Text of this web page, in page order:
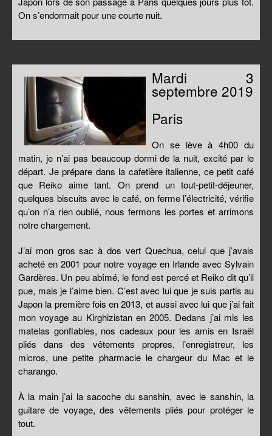
On s’endormait pour une courte nuit.
Mardi 3
septembre 2019
Paris
On se lève à 4h00 du
matin, je n’ai pas beaucoup dormi de la nuit, excité par le
départ. Je prépare dans la cafetière italienne, ce petit café
que Reiko aime tant. On prend un tout-petit-déjeuner,
quelques biscuits avec le café, on ferme l’électricité, vérifie
qu’on n’a rien oublié, nous fermons les portes et arrimons
notre chargement.
J’ai mon gros sac à dos vert Quechua, celui que j’avais
acheté en 2001 pour notre voyage en Irlande avec Sylvain
Gardères. Un peu abîmé, le fond est percé et Reiko dit qu’il
pue, mais je l’aime bien. C’est avec lui que je suis partis au
Japon la première fois en 2013, et aussi avec lui que j’ai fait
mon voyage au Kirghizistan en 2005. Dedans j’ai mis les
matelas gonflables, nos cadeaux pour les amis en Israël
pliés dans des vêtements propres, l’enregistreur, les
micros, une petite pharmacie le chargeur du Mac et le
charango.
À la main j’ai la sacoche du sanshin, avec le sanshin, la
guitare de voyage, des vêtements pliés pour protéger le
tout.